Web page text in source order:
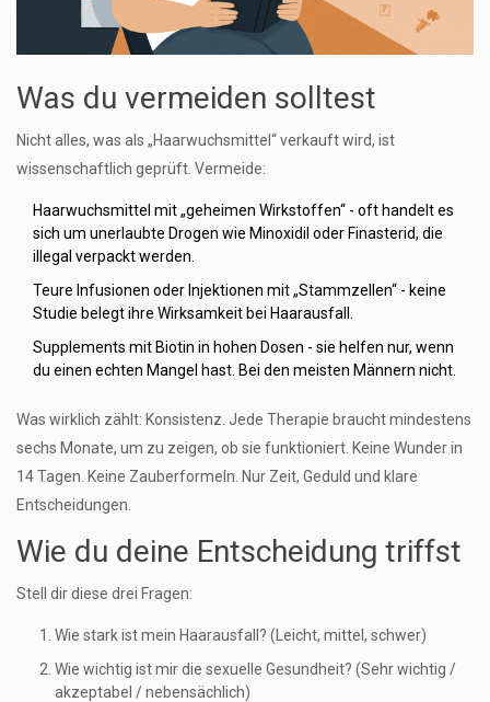
Was du vermeiden solltest
Nicht alles, was als „Haarwuchsmittel“ verkauft wird, ist
wissenschaftlich geprüft. Vermeide:
Haarwuchsmittel mit „geheimen Wirkstoffen“ - oft handelt es
sich um unerlaubte Drogen wie Minoxidil oder Finasterid, die
illegal verpackt werden.
Teure Infusionen oder Injektionen mit „Stammzellen“ - keine
Studie belegt ihre Wirksamkeit bei Haarausfall.
Supplements mit Biotin in hohen Dosen - sie helfen nur, wenn
du einen echten Mangel hast. Bei den meisten Männern nicht.
Was wirklich zählt: Konsistenz. Jede Therapie braucht mindestens
sechs Monate, um zu zeigen, ob sie funktioniert. Keine Wunder in
14 Tagen. Keine Zauberformeln. Nur Zeit, Geduld und klare
Entscheidungen.
Wie du deine Entscheidung triffst
Stell dir diese drei Fragen:
Wie stark ist mein Haarausfall? (Leicht, mittel, schwer)
Wie wichtig ist mir die sexuelle Gesundheit? (Sehr wichtig /
akzeptabel / nebensächlich)